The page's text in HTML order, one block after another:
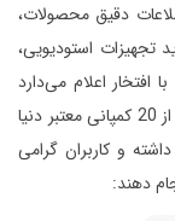
دقیق محصولات،
تجهیزات استودیویی،
اعلام می‌دارد
این مجموعه در حال حاضر نمایندگی انحصاری بیش از 20 کمپانی معتبر دنیا
و کاربران گرامی
دهند: